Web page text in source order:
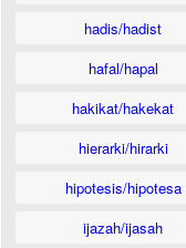
hadis/hadist
hafal/hapal
hakikat/hakekat
hierarki/hirarki
hipotesis/hipotesa
ijazah/ijasah